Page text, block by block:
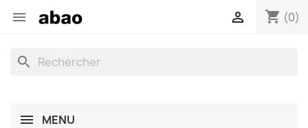
 shopping_cart (0)

search
MENU